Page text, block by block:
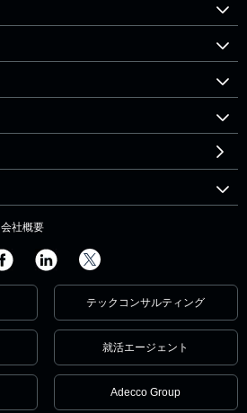
会社概要
テックコンサルティング
就活エージェント
Adecco Group